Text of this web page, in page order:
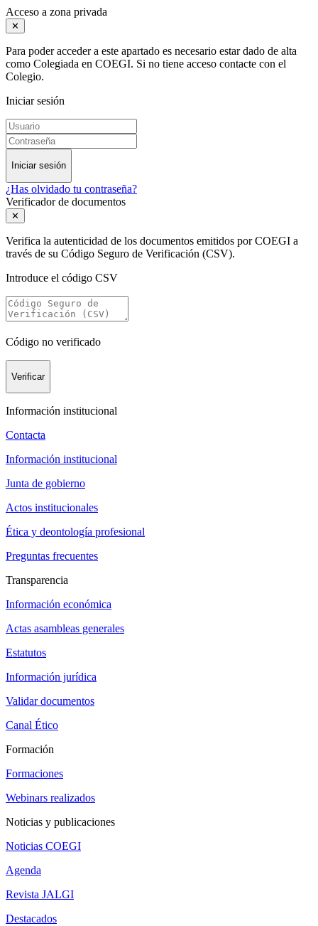
Acceso a zona privada
✕
Para poder acceder a este apartado es necesario estar dado de alta
como Colegiada en COEGI. Si no tiene acceso contacte con el
Colegio.
Iniciar sesión
Iniciar sesión
¿Has olvidado tu contraseña?
Verificador de documentos
✕
Verifica la autenticidad de los documentos emitidos por COEGI a
través de su Código Seguro de Verificación (CSV).
Introduce el código CSV
Código no verificado
Verificar
Información institucional
Contacta
Información institucional
Junta de gobierno
Actos institucionales
Ética y deontología profesional
Preguntas frecuentes
Transparencia
Información económica
Actas asambleas generales
Estatutos
Información jurídica
Validar documentos
Canal Ético
Formación
Formaciones
Webinars realizados
Noticias y publicaciones
Noticias COEGI
Agenda
Revista JALGI
Destacados